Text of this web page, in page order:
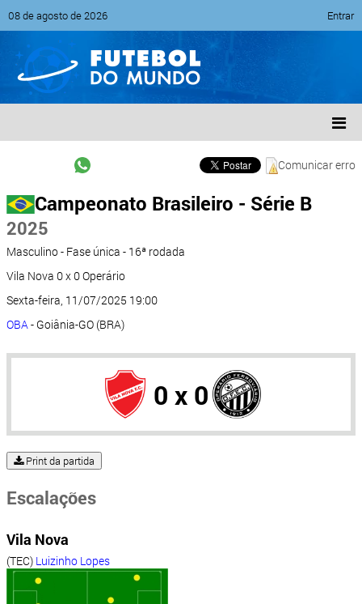
08 de agosto de 2026 Entrar
Comunicar erro
Campeonato Brasileiro - Série B
2025
Masculino - Fase única - 16ª rodada
Vila Nova 0 x 0 Operário
Sexta-feira, 11/07/2025 19:00
OBA- Goiânia-GO (BRA)
0 x 0
Print da partida
Escalações
Vila Nova
(TEC) Luizinho Lopes